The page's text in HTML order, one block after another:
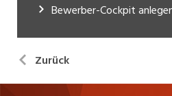
Bewerber-Cockpit
Zurück